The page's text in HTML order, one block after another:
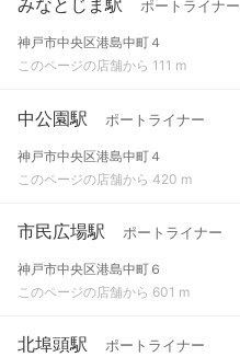
みなとじま駅 ポートライナー
神戸市中央区港島中町４
このページの店舗から 111 m
中公園駅 ポートライナー
神戸市中央区港島中町４
このページの店舗から 420 m
市民広場駅 ポートライナー
神戸市中央区港島中町６
このページの店舗から 601 m
北埠頭駅 ポートライナー